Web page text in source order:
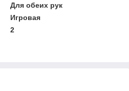
Для обеих рук
Игровая
2